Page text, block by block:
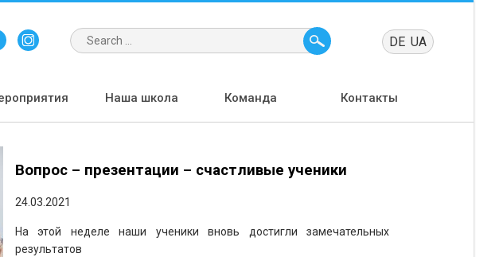
DE UA
Наша школа Команда Контакты
Вопрос – презентации – счастливые ученики
24.03.2021
На этой неделе наши ученики вновь достигли замечательных
результатов